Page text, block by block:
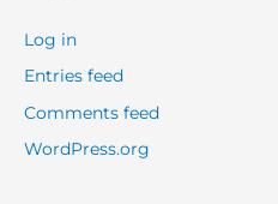
Log in
Entries feed
Comments feed
WordPress.org